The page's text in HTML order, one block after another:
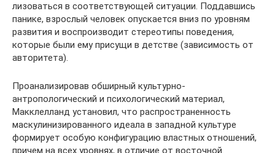
лизоваться в соответствующей ситуации. Поддавшись
панике, взрослый человек опускается вниз по уровням
развития и воспроизводит стереотипы поведения,
которые были ему присущи в детстве (зависимость от
авторитета).
Проанализировав обширный культурно-
антропологический и психологический материал,
Макклелланд установил, что распространенность
маскулинизированного идеала в западной культуре
формирует особую конфигурацию властных отношений,
причем на всех уровнях, в отличие от восточной